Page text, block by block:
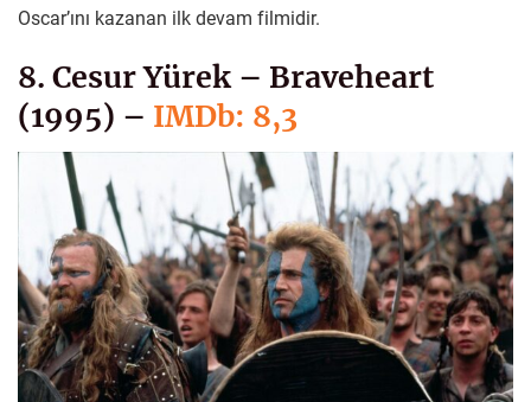
Oscar’ını kazanan ilk devam filmidir.
8. Cesur Yürek – Braveheart
(1995) – IMDb: 8,3